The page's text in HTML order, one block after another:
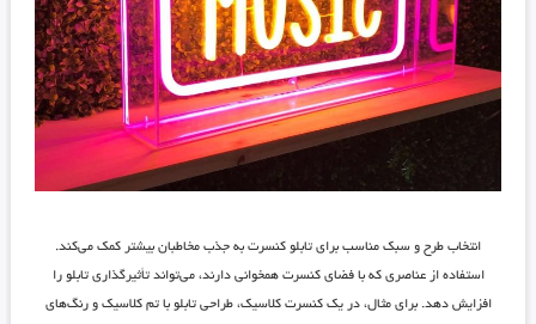
انتخاب طرح و سبک مناسب برای تابلو کنسرت به جذب مخاطبان بیشتر کمک می‌کند.
استفاده از عناصری که با فضای کنسرت همخوانی دارند، می‌تواند تأثیرگذاری تابلو را
افزایش دهد. برای مثال، در یک کنسرت کلاسیک، طراحی تابلو با تم کلاسیک و رنگ‌های